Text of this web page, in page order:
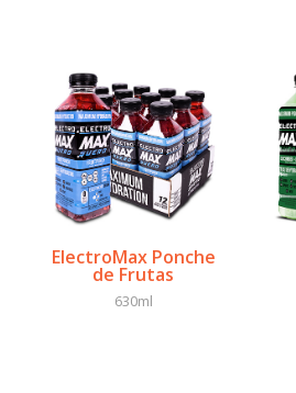
ElectroMax Ponche
de Frutas
630ml